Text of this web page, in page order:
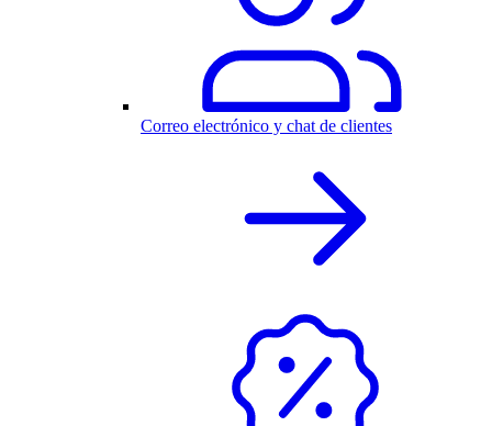
Correo electrónico y chat de clientes